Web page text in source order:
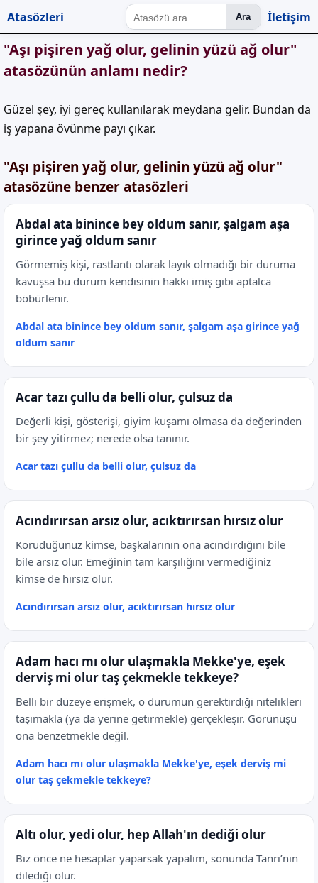
Atasözleri Ara İletişim
"Aşı pişiren yağ olur, gelinin yüzü ağ olur"
atasözünün anlamı nedir?
Güzel şey, iyi gereç kullanılarak meydana gelir. Bundan da
iş yapana övünme payı çıkar.
"Aşı pişiren yağ olur, gelinin yüzü ağ olur"
atasözüne benzer atasözleri
Abdal ata binince bey oldum sanır, şalgam aşa
girince yağ oldum sanır
Görmemiş kişi, rastlantı olarak layık olmadığı bir duruma
kavuşsa bu durum kendisinin hakkı imiş gibi aptalca
böbürlenir.
Abdal ata binince bey oldum sanır, şalgam aşa girince yağ
oldum sanır
Acar tazı çullu da belli olur, çulsuz da
Değerli kişi, gösterişi, giyim kuşamı olmasa da değerinden
bir şey yitirmez; nerede olsa tanınır.
Acar tazı çullu da belli olur, çulsuz da
Acındırırsan arsız olur, acıktırırsan hırsız olur
Koruduğunuz kimse, başkalarının ona acındırdığını bile
bile arsız olur. Emeğinin tam karşılığını vermediğiniz
kimse de hırsız olur.
Acındırırsan arsız olur, acıktırırsan hırsız olur
Adam hacı mı olur ulaşmakla Mekke'ye, eşek
derviş mi olur taş çekmekle tekkeye?
Belli bir düzeye erişmek, o durumun gerektirdiği nitelikleri
taşımakla (ya da yerine getirmekle) gerçekleşir. Görünüşü
ona benzetmekle değil.
Adam hacı mı olur ulaşmakla Mekke'ye, eşek derviş mi
olur taş çekmekle tekkeye?
Altı olur, yedi olur, hep Allah'ın dediği olur
Biz önce ne hesaplar yaparsak yapalım, sonunda Tanrı’nın
dilediği olur.